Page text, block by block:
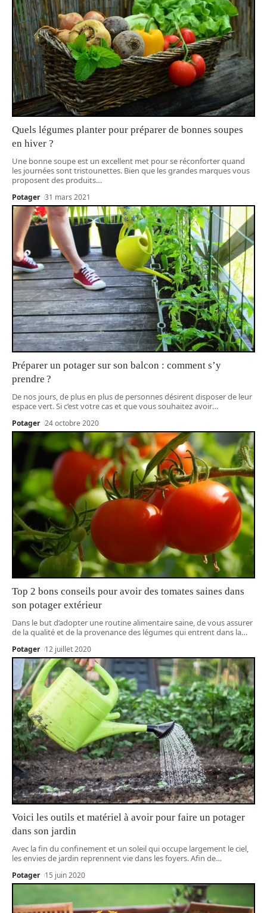
Quels légumes planter pour préparer de bonnes soupes
en hiver ?
Une bonne soupe est un excellent met pour se réconforter quand
les journées sont tristounettes. Bien que les grandes marques vous
proposent des produits…
Potager 31 mars 2021
Préparer un potager sur son balcon : comment s’y
prendre ?
De nos jours, de plus en plus de personnes désirent disposer de leur
espace vert. Si c’est votre cas et que vous souhaitez avoir…
Potager 24 octobre 2020
Top 2 bons conseils pour avoir des tomates saines dans
son potager extérieur
Dans le but d’adopter une routine alimentaire saine, de vous assurer
de la qualité et de la provenance des légumes qui entrent dans la…
Potager 12 juillet 2020
Voici les outils et matériel à avoir pour faire un potager
dans son jardin
Avec la fin du confinement et un soleil qui occupe largement le ciel,
les envies de jardin reprennent vie dans les foyers. Afin de…
Potager 15 juin 2020